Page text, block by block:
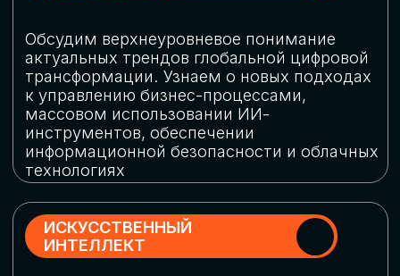
Выясним, как в наши дни уверенно
защищать свой бизнес от киберугроз
РОБОТИЗАЦИЯ
Узнаем, в каких отраслях ИИ
«материализуется», какие роботы
решают сложные бизнес-задачи, а где
только обсуждают концепции
роботизации и потенциальные бюджеты
на тестирование образцов